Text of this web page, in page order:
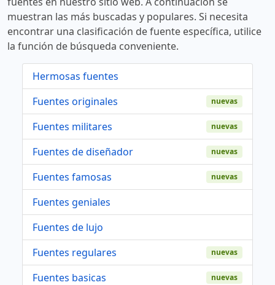
muestran las más buscadas y populares. Si necesita
encontrar una clasificación de fuente específica, utilice
la función de búsqueda conveniente.
Hermosas fuentes
Fuentes originales
nuevas
Fuentes militares nuevas
Fuentes de diseñador nuevas
Fuentes famosas nuevas
Fuentes geniales
Fuentes de lujo
Fuentes regulares
nuevas
Fuentes basicas nuevas